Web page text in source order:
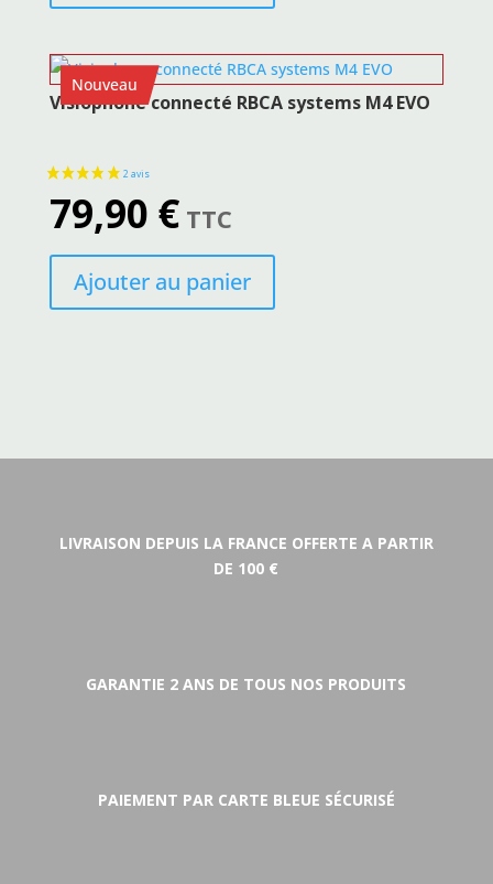
Nouveau
Visiophone connecté RBCA systems M4 EVO
79,90 € TTC
Ajouter au panier
LIVRAISON DEPUIS LA FRANCE OFFERTE A PARTIR
DE 100 €
GARANTIE 2 ANS DE TOUS NOS PRODUITS
PAIEMENT PAR CARTE BLEUE SÉCURISÉ